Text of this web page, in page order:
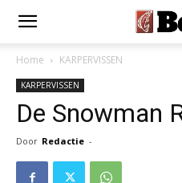
Home KARPERVISSEN
KARPERVISSEN
De Snowman
Door Redactie -